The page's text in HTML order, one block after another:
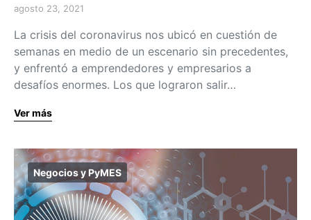
agosto 23, 2021
La crisis del coronavirus nos ubicó en cuestión de
semanas en medio de un escenario sin precedentes,
y enfrentó a emprendedores y empresarios a
desafíos enormes. Los que lograron salir…
Ver más
Negocios y PyMES